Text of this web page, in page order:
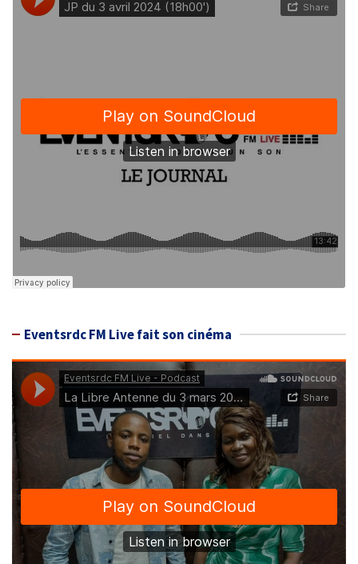
Eventsrdc FM Live fait son cinéma